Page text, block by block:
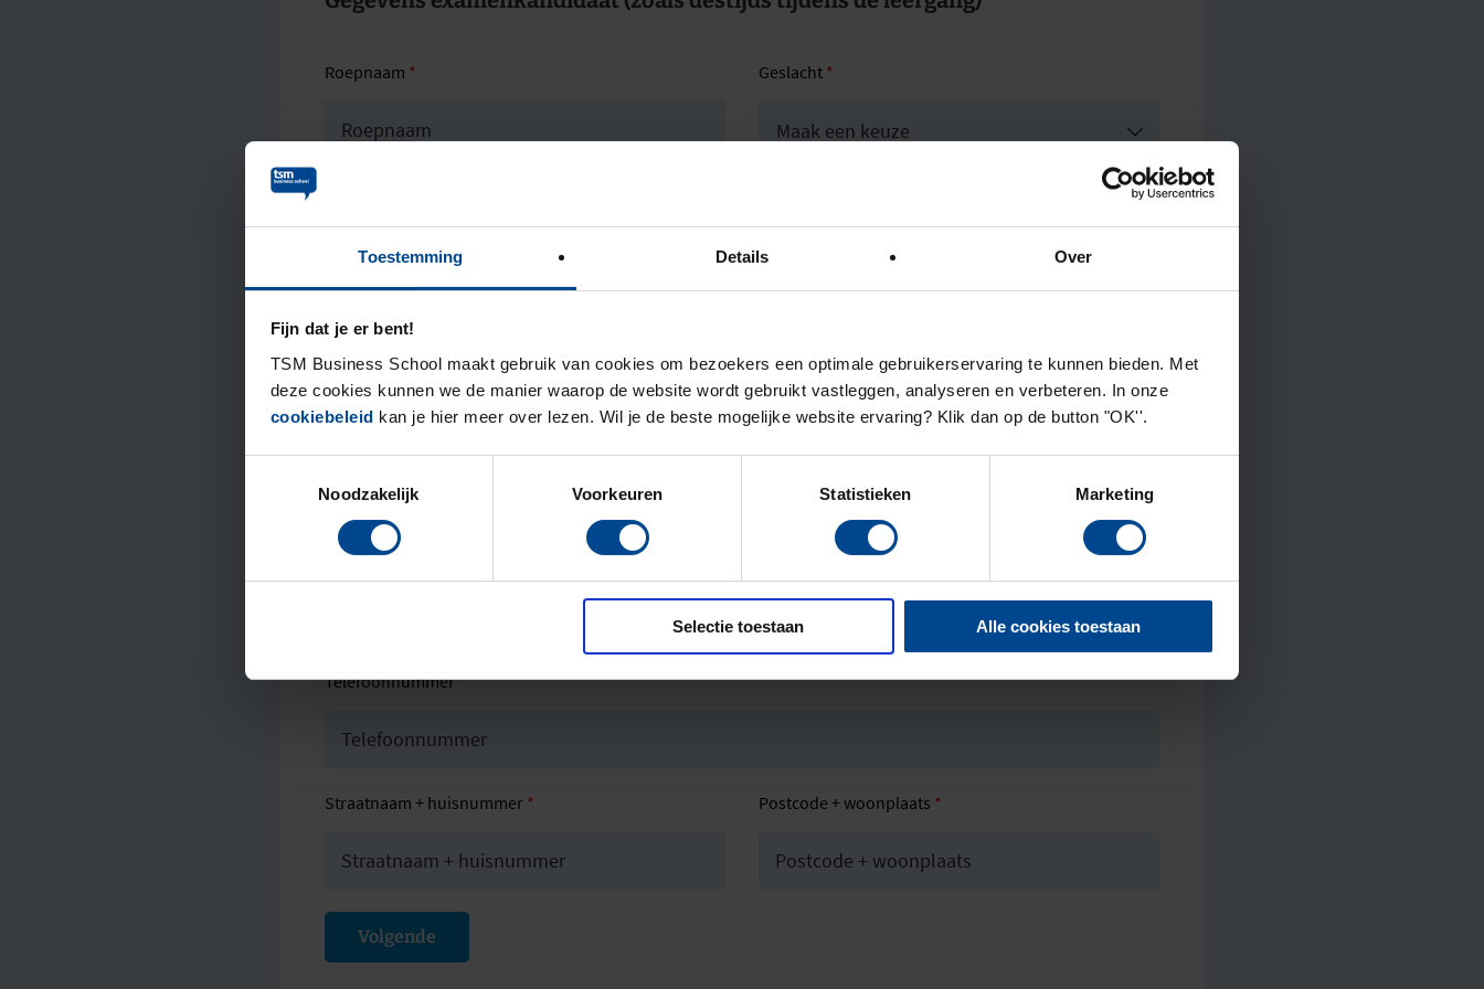
Toestemming Details Over
Fijn dat je er bent!
TSM Business School maakt gebruik van cookies om bezoekers een optimale gebruikerservaring te kunnen bieden. Met
deze cookies kunnen we de manier waarop de website wordt gebruikt vastleggen, analyseren en verbeteren. In onze
cookiebeleid kan je hier meer over lezen. Wil je de beste mogelijke website ervaring? Klik dan op de button "OK''.
Noodzakelijk
Voorkeuren Statistieken Marketing
Selectie toestaan Alle cookies toestaan
Roepnaam * Geslacht *
Titel
E-mailadres
Telefoonnummer*
Straatnaam + huisnummer * Postcode + woonplaats *
Volgende